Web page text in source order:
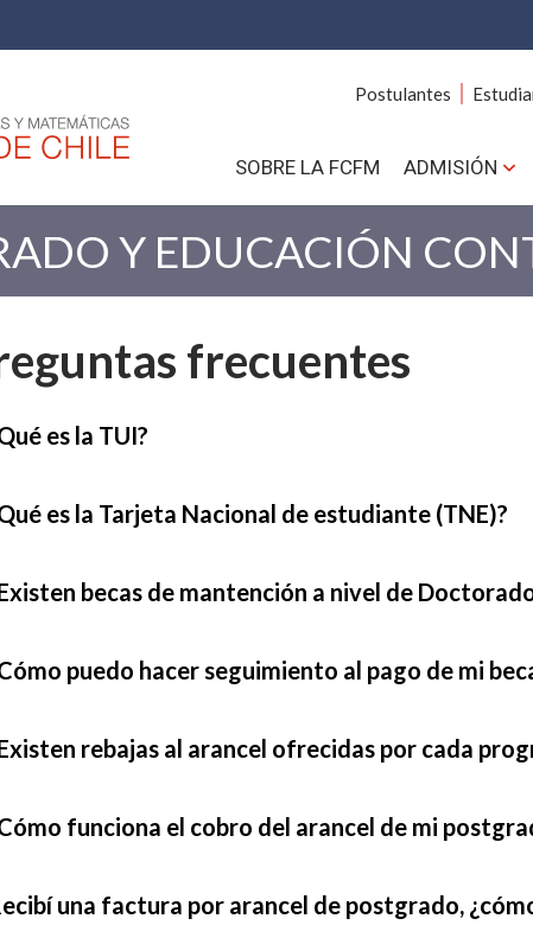
Postulantes
SOBRE LA FCFM ADMISIÓN
Y EDUCACIÓN
frecuentes
es la TUI?
es la Tarjeta Nacional de estudiante (TNE)?
becas de mantención a nivel de
puedo hacer seguimiento al pago de mi
rebajas al arancel ofrecidas por cada
funciona el cobro del arancel de mi
una factura por arancel de postgrado,